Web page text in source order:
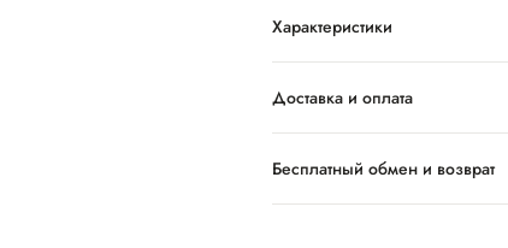
Характеристики
Доставка и оплата
Бесплатный обмен и возврат